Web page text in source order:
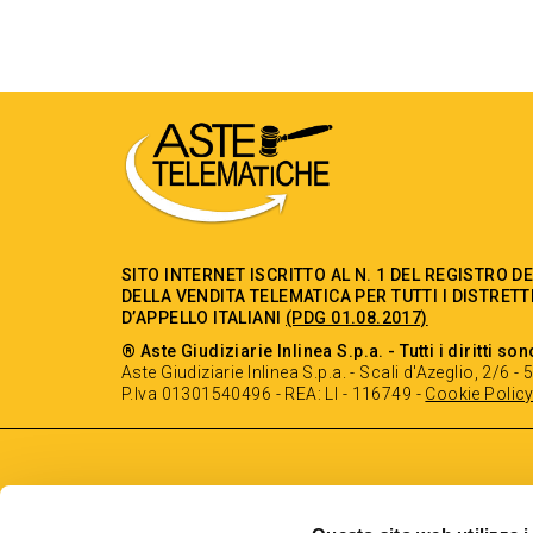
SITO INTERNET ISCRITTO AL N. 1 DEL REGISTRO
DELLA VENDITA TELEMATICA PER TUTTI I
D’APPELLO ITALIANI (PDG 01.08.2017)
® Aste Giudiziarie Inlinea S.p.a. - Tutti i diritti
Aste Giudiziarie Inlinea S.p.a. - Scali d'Azeglio, 2/6 -
P.Iva 01301540496 - REA: LI - 116749 - Cookie Policy